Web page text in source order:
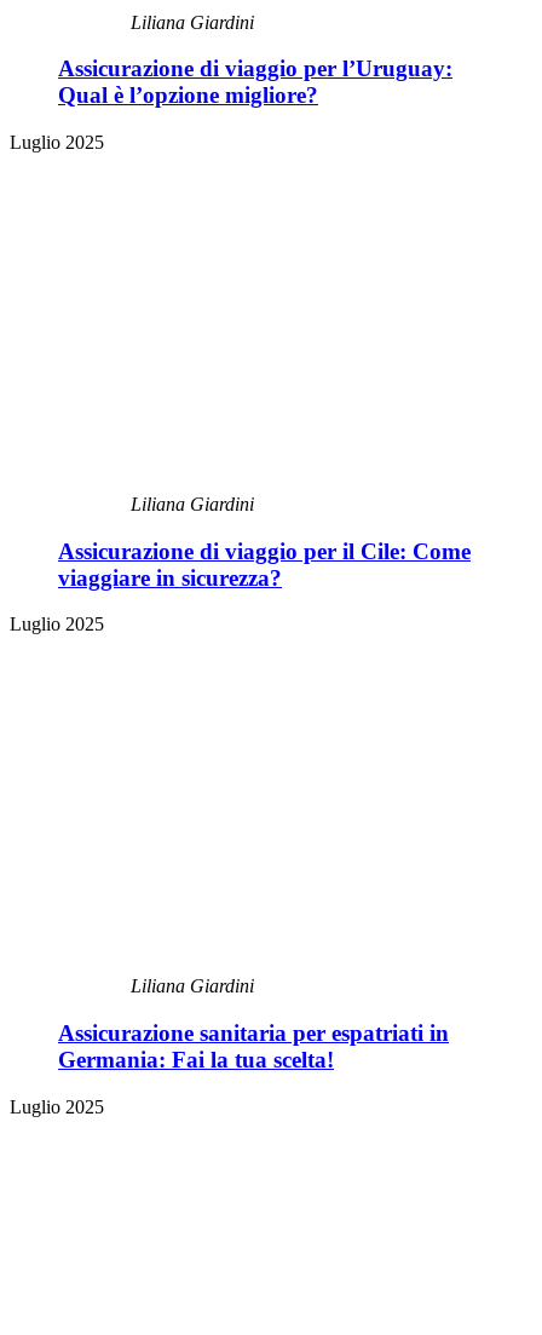
Liliana Giardini
Assicurazione di viaggio per l’Uruguay:
Qual è l’opzione migliore?
Luglio 2025
Liliana Giardini
Assicurazione di viaggio per il Cile: Come
viaggiare in sicurezza?
Luglio 2025
Liliana Giardini
Assicurazione sanitaria per espatriati in
Germania: Fai la tua scelta!
Luglio 2025